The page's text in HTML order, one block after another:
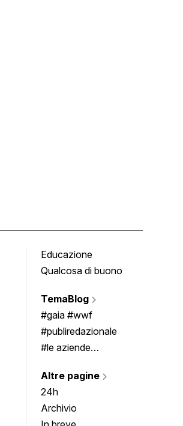
Educazione
Qualcosa di buono
TemaBlog
#gaia #wwf
#publiredazionale
#le aziende
Altre pagine
24h
Archivio